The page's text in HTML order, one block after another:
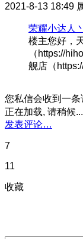
2021-8-13 18:49
荣耀小达人
楼主您好，
（https://
舰店（
您私信会收到一条
正在加载, 请稍候...
发表评论…
7
11
收藏